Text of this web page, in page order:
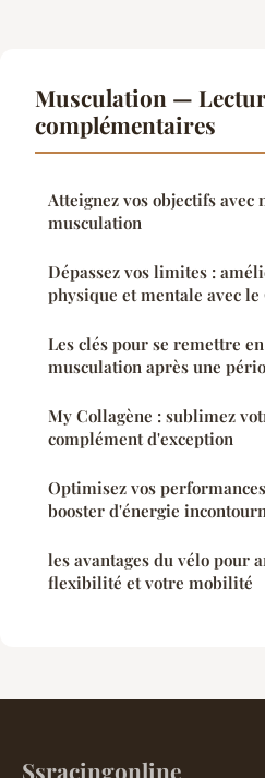
Musculation —
complémentaires
Atteignez vos objectifs avec
musculation
Dépassez vos limites :
physique et mentale avec le
Les clés pour se remettre
musculation après une
My Collagène : sublimez
complément d'exception
Optimisez vos
booster d'énergie
les avantages du vélo pour
flexibilité et votre mobilité
Ssracingonline